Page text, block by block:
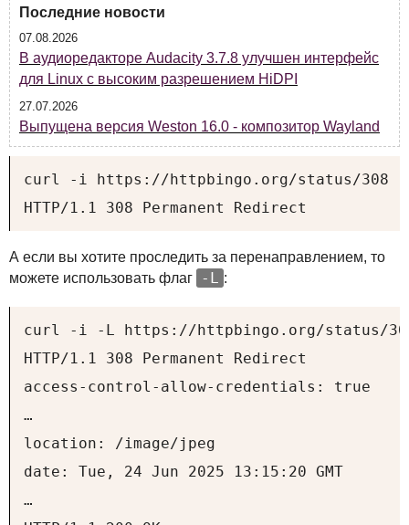
Последние новости
07.08.2026
В аудиоредакторе Audacity 3.7.8 улучшен интерфейс
для Linux с высоким разрешением HiDPI
27.07.2026
Выпущена версия Weston 16.0 - композитор Wayland
curl -i https://httpbingo.org/status/308
HTTP/1.1 308 Permanent Redirect
А если вы хотите проследить за перенаправлением, то
можете использовать флаг
-L :
curl -i -L https://httpbingo.org/status/
HTTP/1.1 308 Permanent Redirect
access-control-allow-credentials: true
…
location: /image/jpeg
date: Tue, 24 Jun 2025 13:15:20 GMT
…